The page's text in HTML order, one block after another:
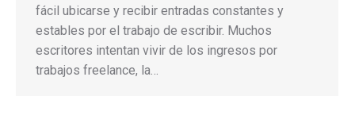
fácil ubicarse y recibir entradas constantes y
estables por el trabajo de escribir. Muchos
escritores intentan vivir de los ingresos por
trabajos freelance, la…